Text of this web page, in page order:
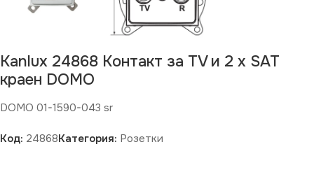
Kanlux 24868 Контакт за TV и 2 х SAT
краен DOMO
DOMO 01-1590-043 sr
Код: 24868Категория: Розетки